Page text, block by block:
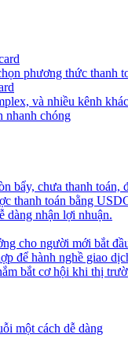
phương thức thanh
và nhiều kênh khác
nhanh chóng
bẩy, chưa thanh toán,
thanh toán bằng
dàng nhận lợi nhuận.
cho người mới bắt
để hành nghề giao
bắt cơ hội khi thị
một cách dễ dàng